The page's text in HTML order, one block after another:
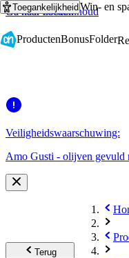
Ga naar hoofdinhoud
Ga naar zoeken
ToegankelijkheidWin- en
ProductenBonusFolder
Veiligheidswaarschuwing:
Amo Gusti - olijven gevuld
Terug